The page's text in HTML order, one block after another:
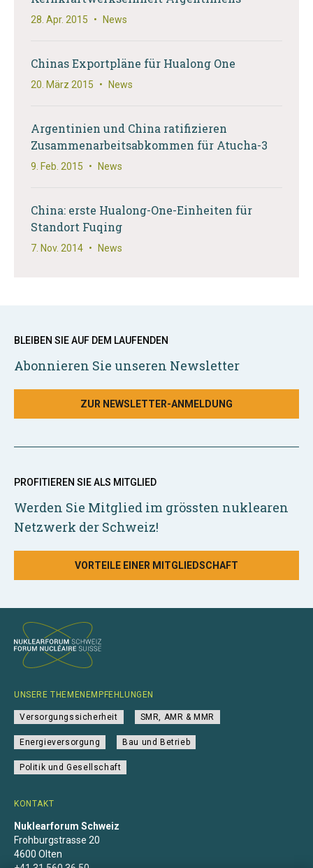
28. Apr. 2015 • News
Chinas Exportpläne für Hualong One
20. März 2015 • News
Argentinien und China ratifizieren
Zusammenarbeitsabkommen für Atucha-3
9. Feb. 2015 • News
China: erste Hualong-One-Einheiten für
Standort Fuqing
7. Nov. 2014 • News
BLEIBEN SIE AUF DEM LAUFENDEN
Abonnieren Sie unseren Newsletter
ZUR NEWSLETTER-ANMELDUNG
PROFITIEREN SIE ALS MITGLIED
Werden Sie Mitglied im grössten nuklearen
Netzwerk der Schweiz!
VORTEILE EINER MITGLIEDSCHAFT
KONTAKT
Nuklearforum Schweiz
Frohburgstrasse 20
4600 Olten
UNSERE THEMENEMPFEHLUNGEN
Versorgungssicherheit SMR, AMR & MMR
Energieversorgung Bau und Betrieb
Politik und Gesellschaft